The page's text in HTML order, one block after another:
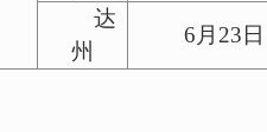
达
州
6月23日